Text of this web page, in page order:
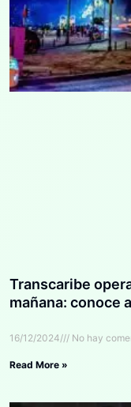
Transcaribe
mañana: conoce
16/12/2024 No hay
Read More »